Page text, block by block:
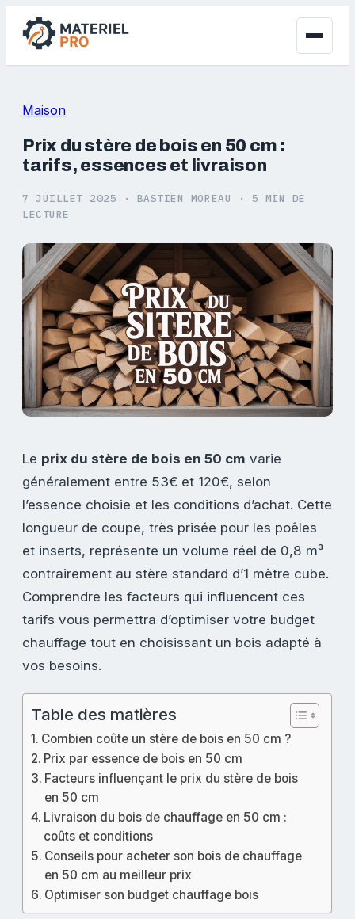
Maison
Prix du stère de bois en 50 cm :
tarifs, essences et livraison
7 JUILLET 2025 · BASTIEN MOREAU ·
5 MIN DE
LECTURE
Le prix du stère de bois en 50 cm varie
généralement entre 53€ et 120€, selon
l’essence choisie et les conditions d’achat. Cette
longueur de coupe, très prisée pour les poêles
et inserts, représente un volume réel de 0,8 m³
contrairement au stère standard d’1 mètre cube.
Comprendre les facteurs qui influencent ces
tarifs vous permettra d’optimiser votre budget
chauffage tout en choisissant un bois adapté à
vos besoins.
Table des matières
Combien coûte un stère de bois en 50 cm ?
Prix par essence de bois en 50 cm
Facteurs influençant le prix du stère de bois
en 50 cm
Livraison du bois de chauffage en 50 cm :
coûts et conditions
Conseils pour acheter son bois de chauffage
en 50 cm au meilleur prix
Optimiser son budget chauffage bois